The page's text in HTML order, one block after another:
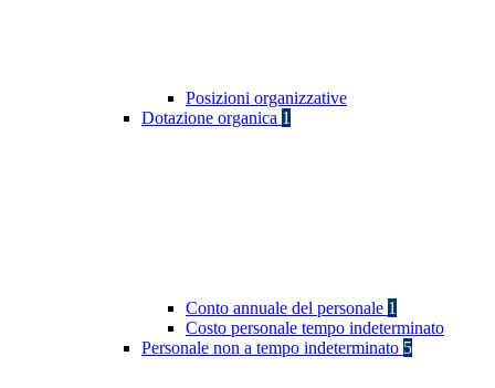
Posizioni organizzative
Dotazione organica 1
Conto annuale del personale 1
Costo personale tempo indeterminato
Personale non a tempo indeterminato 5